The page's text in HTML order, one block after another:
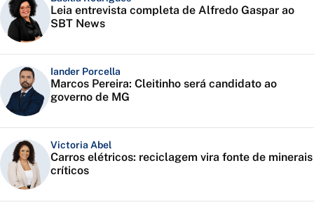
Leia entrevista completa de Alfredo Gaspar ao
SBT News
Iander Porcella
Marcos Pereira: Cleitinho será candidato ao
governo de MG
Victoria Abel
Carros elétricos: reciclagem vira fonte de minerais
críticos